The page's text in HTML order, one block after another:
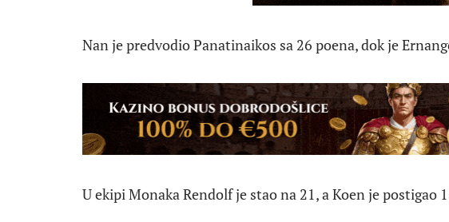
Nan je predvodio Panatinaikos sa 26 poena, dok je
U ekipi Monaka Rendolf je stao na 21, a Koen je postigao